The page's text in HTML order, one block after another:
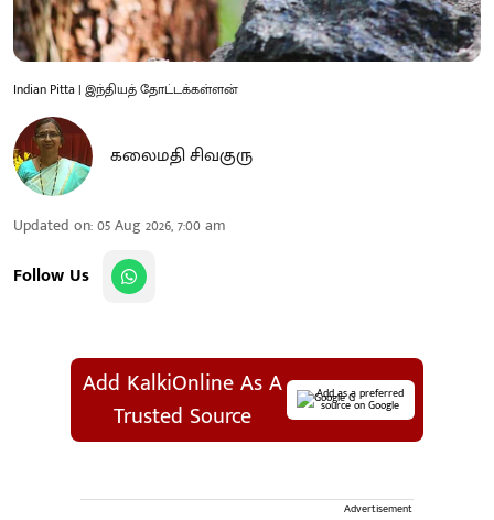
Indian Pitta | இந்தியத் தோட்டக்கள்ளன்
கலைமதி சிவகுரு
Updated on:05 Aug 2026, 7:00 am
Follow Us
Add KalkiOnline As A
Trusted Source
Add as a preferred
source on Google
Advertisement